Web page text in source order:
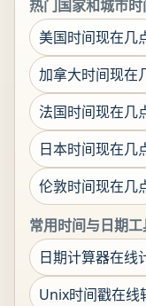
热门国家和城市时
美国时间现在几
加拿大时间现在
法国时间现在几
日本时间现在几
伦敦时间现在几
常用时间与日期工
日期计算器在线
Unix时间戳在线